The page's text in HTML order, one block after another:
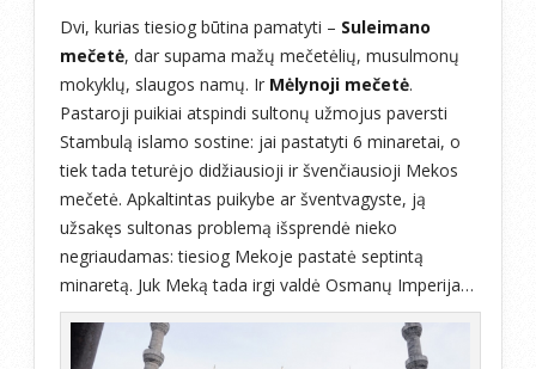
Dvi, kurias tiesiog būtina pamatyti – Suleimano
mečetė, dar supama mažų mečetėlių, musulmonų
mokyklų, slaugos namų. Ir Mėlynoji mečetė.
Pastaroji puikiai atspindi sultonų užmojus paversti
Stambulą islamo sostine: jai pastatyti 6 minaretai, o
tiek tada teturėjo didžiausioji ir švenčiausioji Mekos
mečetė. Apkaltintas puikybe ar šventvagyste, ją
užsakęs sultonas problemą išsprendė nieko
negriaudamas: tiesiog Mekoje pastatė septintą
minaretą. Juk Meką tada irgi valdė Osmanų Imperija…